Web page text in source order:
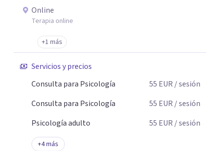
Online
Terapia online
+1 más
Servicios y precios
Consulta para Psicología
55 EUR / sesión
Consulta para Psicología
55 EUR / sesión
Psicología adulto
55 EUR / sesión
+4más